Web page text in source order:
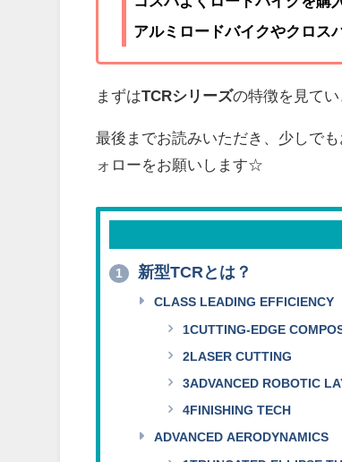
アルミロードバイクやクロス
まずはTCRシリーズの特徴を見てい
最後までお読みいただき、少しで
ォローをお願いします☆
1 新型TCRとは？
CLASS LEADING EFFICIENCY
1CUTTING-EDGE
2LASER CUTTING
3ADVANCED ROBOTIC
4FINISHING TECH
ADVANCED AERODYNAMICS